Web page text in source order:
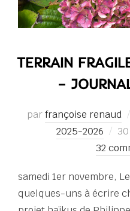
TERRAIN
–
parfrançoise renaud
2025-2026
le
32
samedi 1er novembre,
quelques-uns à écrire